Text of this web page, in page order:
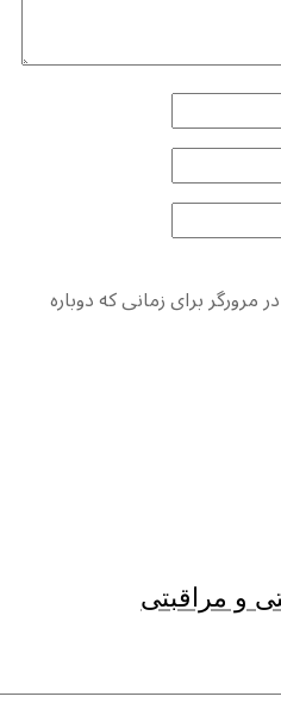
برای زمانی که دوباره
مراقبتی